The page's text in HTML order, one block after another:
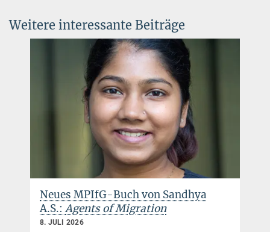
Weitere interessante Beiträge
Neues MPIfG-Buch von Sandhya
A.S.: Agents of Migration
8. JULI 2026